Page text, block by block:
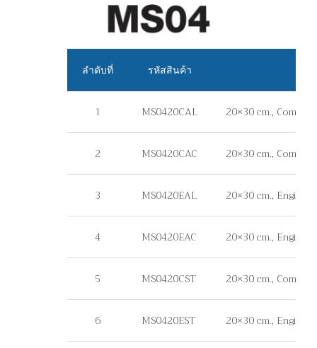
ลำดับที่ รหัสสินค้า
1 MS0420CAL 20×30 cm.,
2 MS0420CAC 20×30 cm.,
3 MS0420EAL 20×30 cm.,
4 MS0420EAC 20×30 cm.,
5 MS0420CST 20×30 cm.,
6 MS0420EST 20×30 cm.,